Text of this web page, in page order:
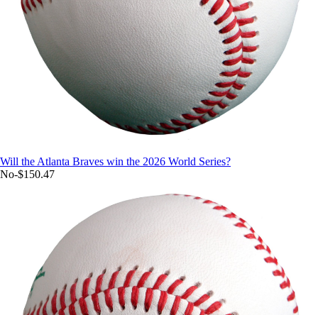
Will the Atlanta Braves win the 2026 World Series?
No-$150.47